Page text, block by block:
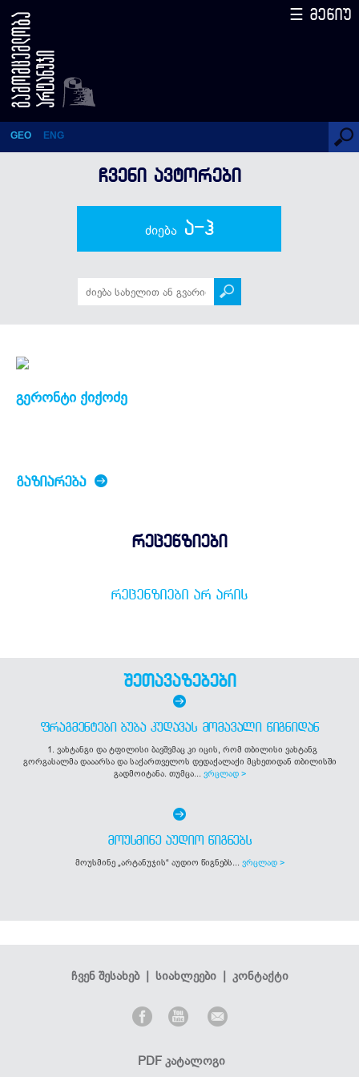
გერონტი ქიქოძე
GEO ENG
☰ მენიუ
ᲩᲕᲔᲜᲘ ᲐᲕᲢᲝᲠᲔᲑᲘ
ძიება ა-ჰ
გერონტი ქიქოძე
ᲒᲐᲖᲘᲐᲠᲔᲑᲐ
რეცენზიები
ᲠᲔᲪᲔᲜᲖᲘᲔᲑᲘ ᲐᲠ ᲐᲠᲘᲡ
შეთავაზებები
ᲤᲠᲐᲒᲛᲔᲜᲢᲔᲑᲘ ᲑᲣᲑᲐ ᲙᲣᲓᲐᲕᲐᲡ ᲛᲝᲛᲐᲕᲐᲚᲘ ᲬᲘᲒᲜᲘᲓᲐᲜ
1. ვახტანგი და ტფილისი ბავშვმაც კი იცის, რომ თბილისი ვახტანგ
გორგასალმა დააარსა და საქართველოს დედაქალაქი მცხეთიდან თბილისში
გადმოიტანა. თუმცა... ვრცლად >
ᲛᲝᲣᲡᲛᲘᲜᲔ ᲐᲣᲓᲘᲝ ᲬᲘᲒᲜᲔᲑᲡ
მოუსმინე „არტანუჯის“ აუდიო წიგნებს... ვრცლად >
ჩვენ შესახებ| სიახლეები| კონტაქტი
PDF კატალოგი